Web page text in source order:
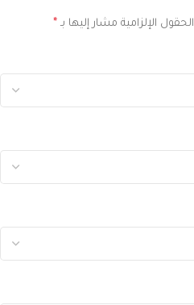
الحقول الإلزامية مشار إليها بـ *